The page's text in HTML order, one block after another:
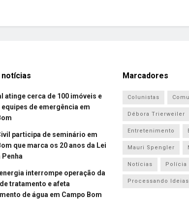
notícias
atinge cerca de 100 imóveis e
de emergência em
participa de seminário em
que marca os 20 anos da Lei
Penha
interrompe operação da
tratamento e afeta
de água em Campo Bom
Marcadores
Colunistas
Débora Trierweiler
Entretenimento
Mauri Spengler
Notícias Polícia
Processando Ideias